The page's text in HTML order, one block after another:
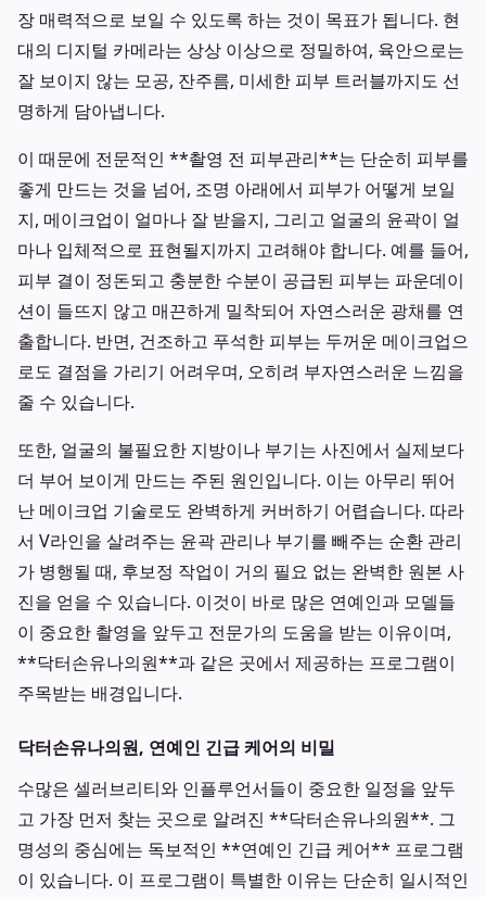
장 매력적으로 보일 수 있도록 하는 것이 목표가 됩니다. 현
대의 디지털 카메라는 상상 이상으로 정밀하여, 육안으로는
잘 보이지 않는 모공, 잔주름, 미세한 피부 트러블까지도 선
명하게 담아냅니다.
이 때문에 전문적인 **촬영 전 피부관리**는 단순히 피부를
좋게 만드는 것을 넘어, 조명 아래에서 피부가 어떻게 보일
지, 메이크업이 얼마나 잘 받을지, 그리고 얼굴의 윤곽이 얼
마나 입체적으로 표현될지까지 고려해야 합니다. 예를 들어,
피부 결이 정돈되고 충분한 수분이 공급된 피부는 파운데이
션이 들뜨지 않고 매끈하게 밀착되어 자연스러운 광채를 연
출합니다. 반면, 건조하고 푸석한 피부는 두꺼운 메이크업으
로도 결점을 가리기 어려우며, 오히려 부자연스러운 느낌을
줄 수 있습니다.
또한, 얼굴의 불필요한 지방이나 부기는 사진에서 실제보다
더 부어 보이게 만드는 주된 원인입니다. 이는 아무리 뛰어
난 메이크업 기술로도 완벽하게 커버하기 어렵습니다. 따라
서 V라인을 살려주는 윤곽 관리나 부기를 빼주는 순환 관리
가 병행될 때, 후보정 작업이 거의 필요 없는 완벽한 원본 사
진을 얻을 수 있습니다. 이것이 바로 많은 연예인과 모델들
이 중요한 촬영을 앞두고 전문가의 도움을 받는 이유이며,
**닥터손유나의원**과 같은 곳에서 제공하는 프로그램이
주목받는 배경입니다.
닥터손유나의원, 연예인 긴급 케어의 비밀
수많은 셀러브리티와 인플루언서들이 중요한 일정을 앞두
고 가장 먼저 찾는 곳으로 알려진 **닥터손유나의원**. 그
명성의 중심에는 독보적인 **연예인 긴급 케어** 프로그램
이 있습니다. 이 프로그램이 특별한 이유는 단순히 일시적인